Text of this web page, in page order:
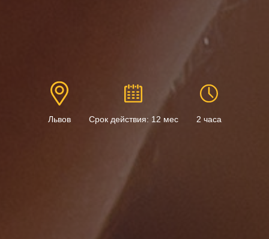
Львов Срок действия: 12 мес 2 часа